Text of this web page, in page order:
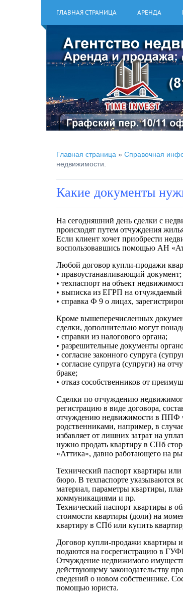
ГЛАВНАЯ СТРАНИЦА АРЕНДА
Главная страница » Справочная
недвижимости.
Какие документы
На сегодняшний день сделки с
происходят путем отчуждения
Если клиент хочет приобрести
воспользовавшись помощью АН
Любой договор купли-продажи
• правоустанавливающий документ;
• техпаспорт на объект
• выписка из ЕГРП на отчуждаемый
• справка Ф 9 о лицах,
Кроме вышеперечисленных
сделки, дополнительно могут
• справки из налогового органа;
• разрешительные документы
• согласие законного супруга
• согласие супруга (супруги) на
браке;
• отказ сособственников от
Сделки по отчуждению
регистрацию в виде договора,
отчуждению недвижимости в ППФ
родственниками, например, в
избавляет от лишних затрат на
нужно продать квартиру в СПб
«Аттика», давно работающего на
Технический паспорт квартиры
бюро. В техпаспорте указываются
материал, параметры квартиры,
коммуникациями и пр.
Технический паспорт квартиры в
стоимости квартиры (доли) на
квартиру в СПб или купить
Договор купли-продажи квартиры
подаются на госрегистрацию в
Отчуждение недвижимого
действующему законодательству
сведений о новом собственнике.
помощью юриста.